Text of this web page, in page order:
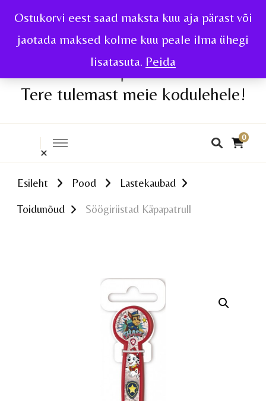
Ostukorvi eest saad maksta kuu aja pärast või
jaotada maksed kolme kuu peale ilma ühegi
lisatasuta. Peida
Tere tulemast meie kodulehele!
0
Esileht Pood Lastekaubad
Toidunõud Söögiriistad Käpapatrull